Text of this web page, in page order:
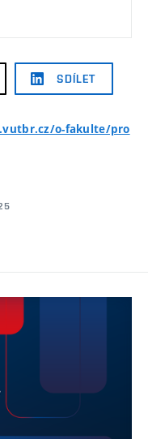
SDÍLET
o-fakulte/pro